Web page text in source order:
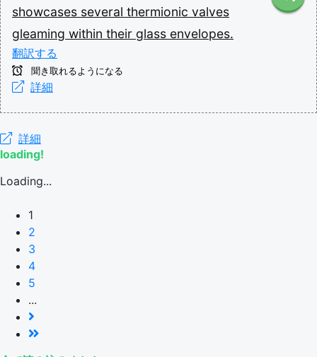
showcases several thermionic valves
gleaming within their glass envelopes.
翻訳する
聞き取れるようになる
詳細
詳細
loading!
Loading...
1
2
3
4
5
...